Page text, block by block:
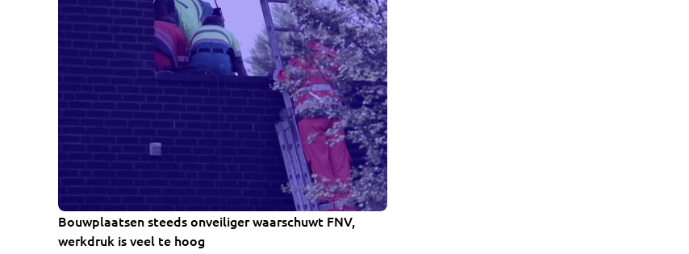
Bouwplaatsen steeds onveiliger waarschuwt FNV,
werkdruk is veel te hoog
VIDEO